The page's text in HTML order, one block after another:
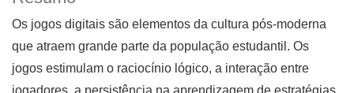
Os jogos digitais são elementos da cultura pós-moderna
que atraem grande parte da população estudantil. Os
jogos estimulam o raciocínio lógico, a interação entre